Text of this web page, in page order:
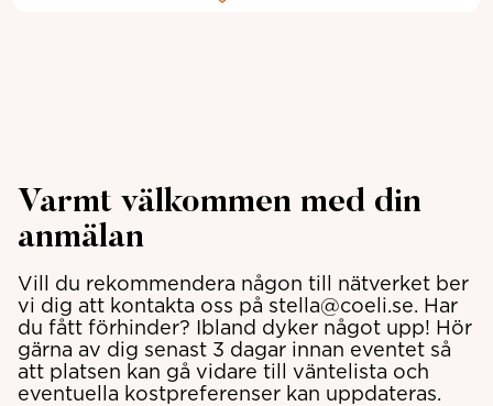
Varmt välkommen med din
anmälan
Vill du rekommendera någon till nätverket ber
vi dig att kontakta oss på stella@coeli.se. Har
du fått förhinder? Ibland dyker något upp! Hör
gärna av dig senast 3 dagar innan eventet så
att platsen kan gå vidare till väntelista och
eventuella kostpreferenser kan uppdateras.